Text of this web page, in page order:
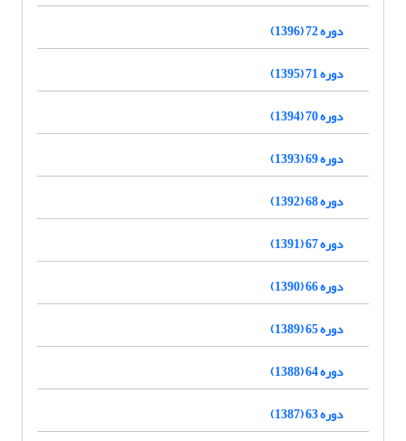
دوره 72 (1396)
دوره 71 (1395)
دوره 70 (1394)
دوره 69 (1393)
دوره 68 (1392)
دوره 67 (1391)
دوره 66 (1390)
دوره 65 (1389)
دوره 64 (1388)
دوره 63 (1387)